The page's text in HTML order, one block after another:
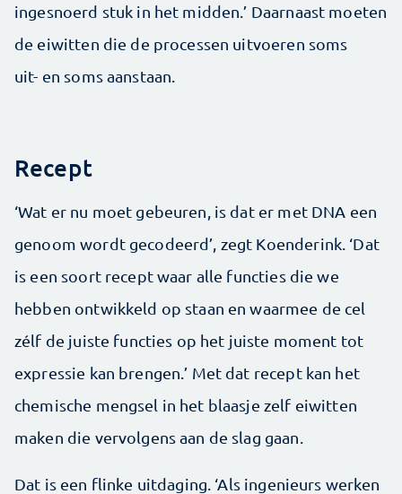
ingesnoerd stuk in het midden.’ Daarnaast moeten
de eiwitten die de processen uitvoeren soms
uit- en soms aanstaan.
Recept
‘Wat er nu moet gebeuren, is dat er met DNA een
genoom wordt gecodeerd’, zegt Koenderink. ‘Dat
is een soort recept waar alle functies die we
hebben ontwikkeld op staan en waarmee de cel
zélf de juiste functies op het juiste moment tot
expressie kan brengen.’ Met dat recept kan het
chemische mengsel in het blaasje zelf eiwitten
maken die vervolgens aan de slag gaan.
Dat is een flinke uitdaging. ‘Als ingenieurs werken